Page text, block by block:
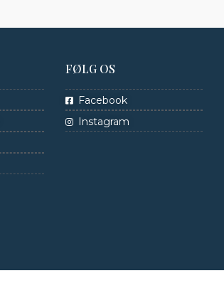
FØLG OS
Facebook
Instagram